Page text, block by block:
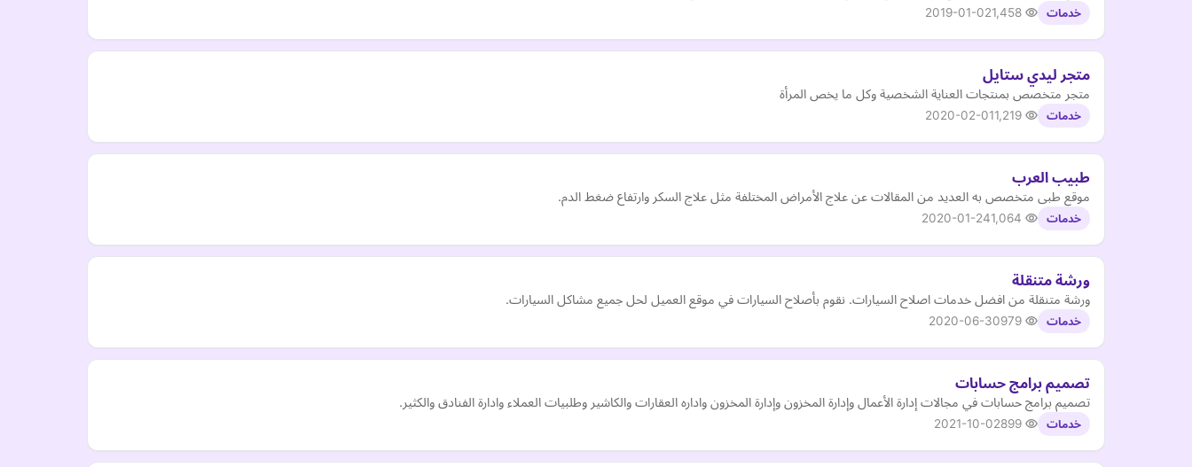
خدمات 2019-01-02
متجر ليدي ستايل
متجر متخصص بمنتجات العناية الشخصية وكل ما يخص المرأة
خدمات 2020-02-01
طبيب العرب
موقع طبى متخصص به العديد من المقالات عن علاج الأمراض المختلفة مثل علاج السكر وارتفاع ضغط الدم.
خدمات 2020-01-24
ورشة متنقلة
ورشة متنقلة من افضل خدمات اصلاح السيارات. نقوم بأصلاح السيارات في موقع العميل لحل جميع مشاكل السيارات.
خدمات 2020-06-30
تصميم برامج حسابات
تصميم برامج حسابات في مجالات إدارة الأعمال وإدارة المخزون وإدارة المخزون واداره العقارات والكاشير وطلبيات العملاء وادارة الفنادق والكثير.
خدمات 2021-10-02